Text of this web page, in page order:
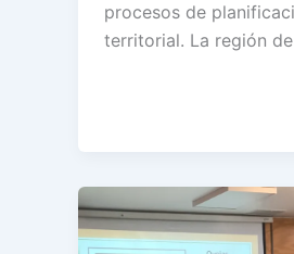
procesos de
territorial. La región